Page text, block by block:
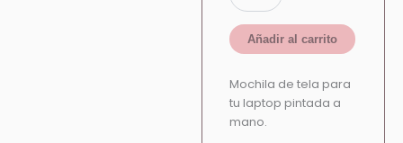
Añadir al carrito
Mochila de tela para
tu laptop pintada a
mano.